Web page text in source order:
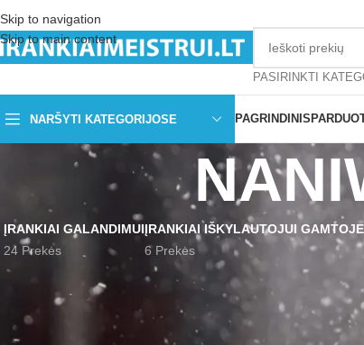
Skip to navigation
Skip to main content
NARŠYTI KATEGORIJOSE PAGRINDINIS
ĮRANKIAI GALANDIMUI
24 Prekės
ĮRANKIAI IŠKYLAUTOJUI GAMTOJE
6 Prekės
FILTRUOTI PAGAL KAINĄ Pradžia